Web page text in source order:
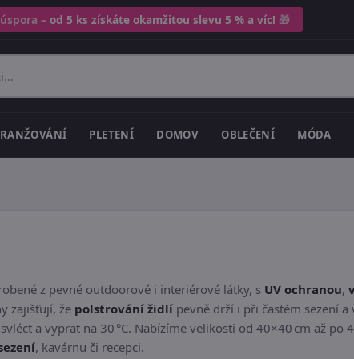
– od 5 ks získáte okamžitou slevu 5 % a víc! 🎁
PLETENÍ DOMOV OBLEČENÍ MÓDA
z pevné outdoorové i interiérové látky, s UV ochranou,
zajišťují, že polstrování židlí pevně drží i při častém sezení
a vyprat na 30 °C. Nabízíme velikosti od 40×40 cm až po
, kavárnu či recepci.